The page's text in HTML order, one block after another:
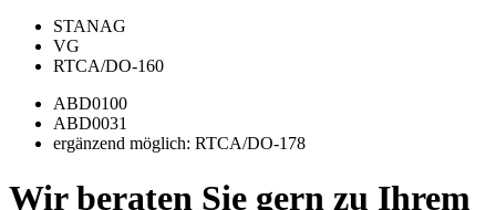
STANAG
VG
RTCA/DO-160
ABD0100
ABD0031
ergänzend möglich: RTCA/DO-178
Wir beraten Sie gern zu Ihrem